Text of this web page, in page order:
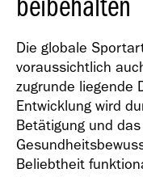
Die globale
voraussichtlich
zugrunde liegende
Entwicklung wird
Betätigung und
Beliebtheit